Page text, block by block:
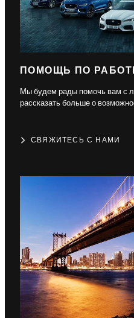
ПОМОЩЬ ПО РАБОТЕ
Мы будем рады помочь вам с
рассказать больше о
СВЯЖИТЕСЬ С НАМИ